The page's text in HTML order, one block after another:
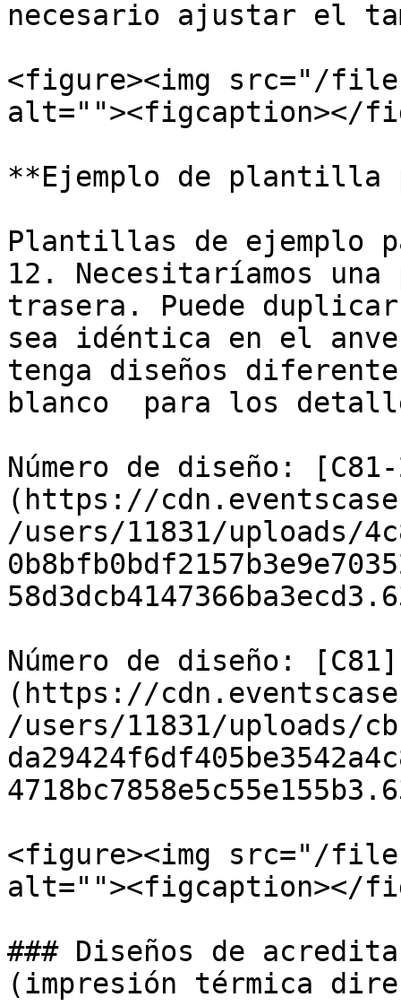
necesario ajustar el
<figure><img src="/files/
alt=""><figcaption></
**Ejemplo de plantilla
Plantillas de ejemplo
12. Necesitaríamos
trasera. Puede
sea idéntica en el
tenga diseños
blanco  para los
Número de diseño:
(https://
/users/11831/uploads/
Número de diseño: [C81]
(https://
/users/11831/uploads/
<figure><img src="/files/
alt=""><figcaption></
### Diseños de
(impresión térmica